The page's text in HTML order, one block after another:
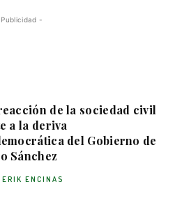
-
de la sociedad civil
a la deriva
del Gobierno de
Sánchez
ERIK ENCINAS